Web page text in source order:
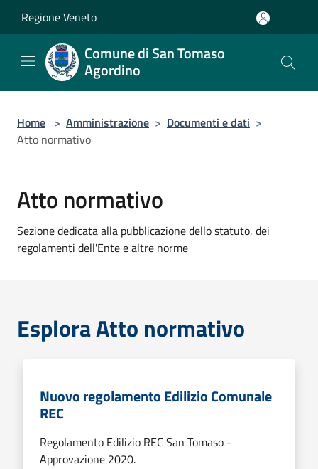
Regione Veneto
Comune di San Tomaso
Agordino
Home > Amministrazione > Documenti e dati >
Atto normativo
Atto normativo
Sezione dedicata alla pubblicazione dello statuto, dei
regolamenti dell'Ente e altre norme
Esplora Atto normativo
Nuovo regolamento Edilizio Comunale
REC
Regolamento Edilizio REC San Tomaso -
Approvazione 2020.